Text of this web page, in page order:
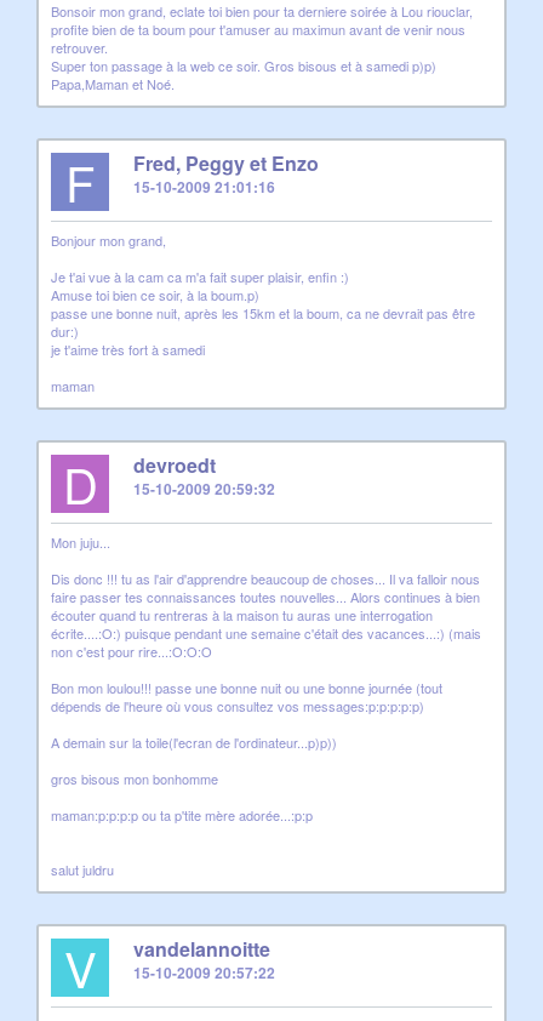
Bonsoir mon grand, eclate toi bien pour ta derniere soirée à Lou riouclar,
profite bien de ta boum pour t'amuser au maximun avant de venir nous
retrouver.
Super ton passage à la web ce soir. Gros bisous et à samedi p)p)
Papa,Maman et Noé.
F Fred, Peggy et Enzo
15-10-2009 21:01:16
Bonjour mon grand,
Je t'ai vue à la cam ca m'a fait super plaisir, enfin :)
Amuse toi bien ce soir, à la boum.p)
passe une bonne nuit, après les 15km et la boum, ca ne devrait pas être
dur:)
je t'aime très fort à samedi
maman
D devroedt
15-10-2009 20:59:32
Mon juju...
Dis donc !!! tu as l'air d'apprendre beaucoup de choses... Il va falloir nous
faire passer tes connaissances toutes nouvelles... Alors continues à bien
écouter quand tu rentreras à la maison tu auras une interrogation
écrite....:O:) puisque pendant une semaine c'était des vacances...:) (mais
non c'est pour rire...:O:O:O
Bon mon loulou!!! passe une bonne nuit ou une bonne journée (tout
dépends de l'heure où vous consultez vos messages:p:p:p:p:p)
A demain sur la toile(l'ecran de l'ordinateur...p)p))
gros bisous mon bonhomme
maman:p:p:p:p ou ta p'tite mère adorée...:p:p
salut juldru
V vandelannoitte
15-10-2009 20:57:22